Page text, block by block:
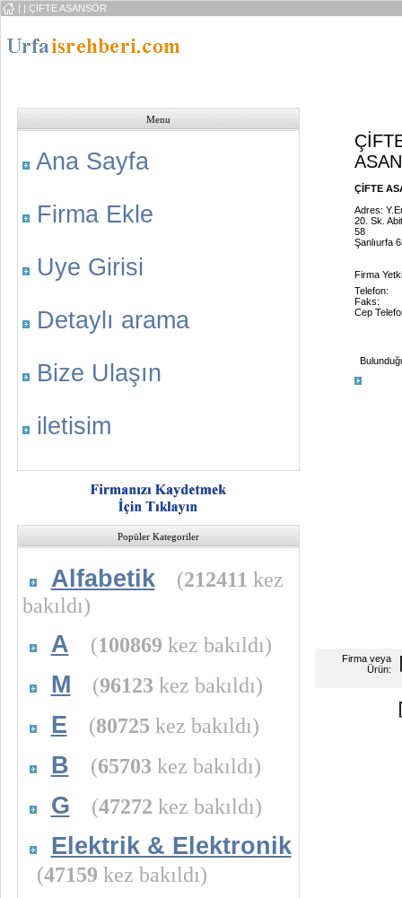
| | ÇİFTE ASANSÖR
Menu
Ana Sayfa
Firma Ekle
Uye Girisi
Detaylı arama
Bize Ulaşın
iletisim
Popüler Kategoriler
Alfabetik (212411 kez
bakıldı)
A (100869 kez bakıldı)
M (96123 kez bakıldı)
E (80725 kez bakıldı)
B (65703 kez bakıldı)
G (47272 kez bakıldı)
Elektrik & Elektronik
(47159 kez bakıldı)
ÇİFTE
Adres:
20. Sk.
58
Şanlıurfa
Firma
Telefon:
Faks:
Cep
Firma veya
Ürün: